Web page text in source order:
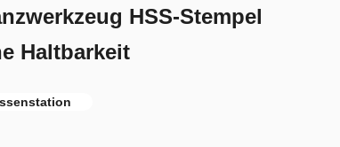
HSS-Stempel
Haltbarkeit